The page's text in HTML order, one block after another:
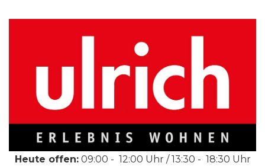
Heute offen: 09:00 - 12:00 Uhr /13:30 - 18:30 Uhr